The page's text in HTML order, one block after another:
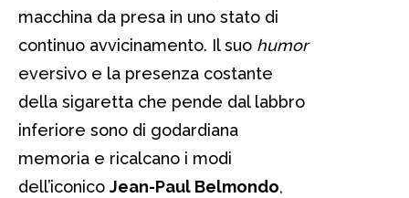
macchina da presa in uno stato di
continuo avvicinamento. Il suo humor
eversivo e la presenza costante
della sigaretta che pende dal labbro
inferiore sono di godardiana
memoria e ricalcano i modi
dell’iconico Jean-Paul Belmondo,